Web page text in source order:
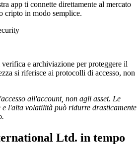
app ti connette direttamente al mercato
cripto in modo semplice.
e archiviazione per proteggere il
si riferisce ai protocolli di accesso, non
all'account, non agli asset. Le
e l'alta volatilità può ridurre drasticamente
Ltd. in tempo